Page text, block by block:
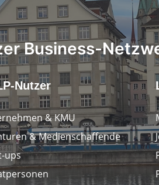
Business-
Nutzer
& KMU
& Medienschaffende
ups